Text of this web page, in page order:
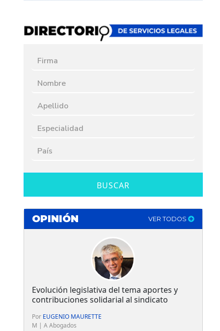
BUSCAR
OPINIÓN VER TODOS
Evolución legislativa del tema aportes y
contribuciones solidarial al sindicato
Por EUGENIO MAURETTE
M | A Abogados